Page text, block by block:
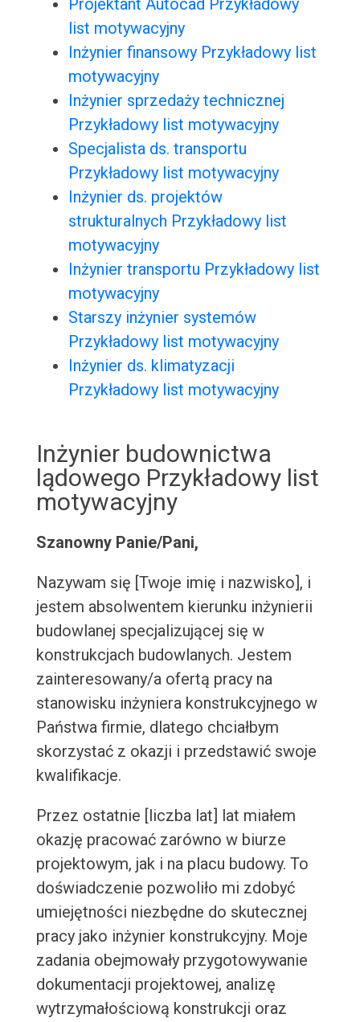
Projektant Autocad Przykładowy
list motywacyjny
Inżynier finansowy Przykładowy list
motywacyjny
Inżynier sprzedaży technicznej
Przykładowy list motywacyjny
Specjalista ds. transportu
Przykładowy list motywacyjny
Inżynier ds. projektów
strukturalnych Przykładowy list
motywacyjny
Inżynier transportu Przykładowy list
motywacyjny
Starszy inżynier systemów
Przykładowy list motywacyjny
Inżynier ds. klimatyzacji
Przykładowy list motywacyjny
Inżynier budownictwa
lądowego Przykładowy list
motywacyjny
Szanowny Panie/Pani,
Nazywam się [Twoje imię i nazwisko], i
jestem absolwentem kierunku inżynierii
budowlanej specjalizującej się w
konstrukcjach budowlanych. Jestem
zainteresowany/a ofertą pracy na
stanowisku inżyniera konstrukcyjnego w
Państwa firmie, dlatego chciałbym
skorzystać z okazji i przedstawić swoje
kwalifikacje.
Przez ostatnie [liczba lat] lat miałem
okazję pracować zarówno w biurze
projektowym, jak i na placu budowy. To
doświadczenie pozwoliło mi zdobyć
umiejętności niezbędne do skutecznej
pracy jako inżynier konstrukcyjny. Moje
zadania obejmowały przygotowywanie
dokumentacji projektowej, analizę
wytrzymałościową konstrukcji oraz